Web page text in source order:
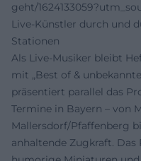
geht/
Live-Künstler durch und
Stationen
Als Live-Musiker bleibt
mit „Best of &
präsentiert parallel das
Termine in Bayern – von
Mallersdorf/Pfaffenberg
anhaltende Zugkraft.